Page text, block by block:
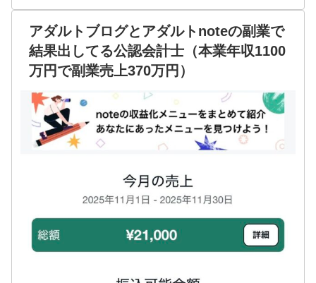
アダルトブログとアダルトnoteの副業で
結果出してる公認会計士（本業年収1100
万円で副業売上370万円）